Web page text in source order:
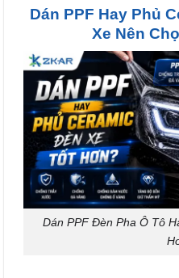
Dán PPF Hay Phủ
Xe Nên
Dán PPF Đèn Pha Ô Tô